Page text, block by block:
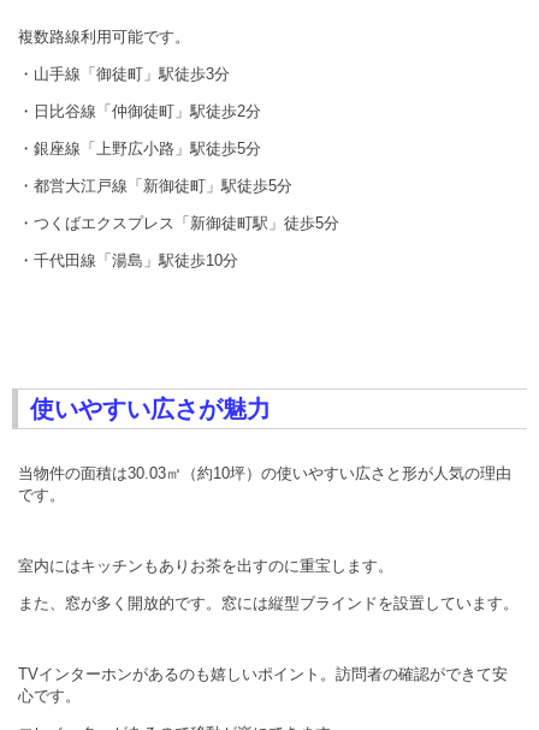
複数路線利用可能です。
・山手線「御徒町」駅徒歩3分
・日比谷線「仲御徒町」駅徒歩2分
・銀座線「上野広小路」駅徒歩5分
・都営大江戸線「新御徒町」駅徒歩5分
・つくばエクスプレス「新御徒町駅」徒歩5分
・千代田線「湯島」駅徒歩10分
使いやすい広さが魅力
当物件の面積は30.03㎡（約10坪）の使いやすい広さと形が人気の理由
です。
室内にはキッチンもありお茶を出すのに重宝します。
また、窓が多く開放的です。窓には縦型ブラインドを設置しています。
TVインターホンがあるのも嬉しいポイント。訪問者の確認ができて安
心です。